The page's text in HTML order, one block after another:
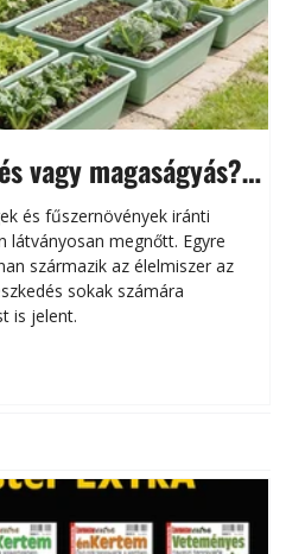
vagy magaságyás?
és fűszernövények iránti
látványosan megnőtt. Egyre
származik az élelmiszer az
sokak számára
is jelent.